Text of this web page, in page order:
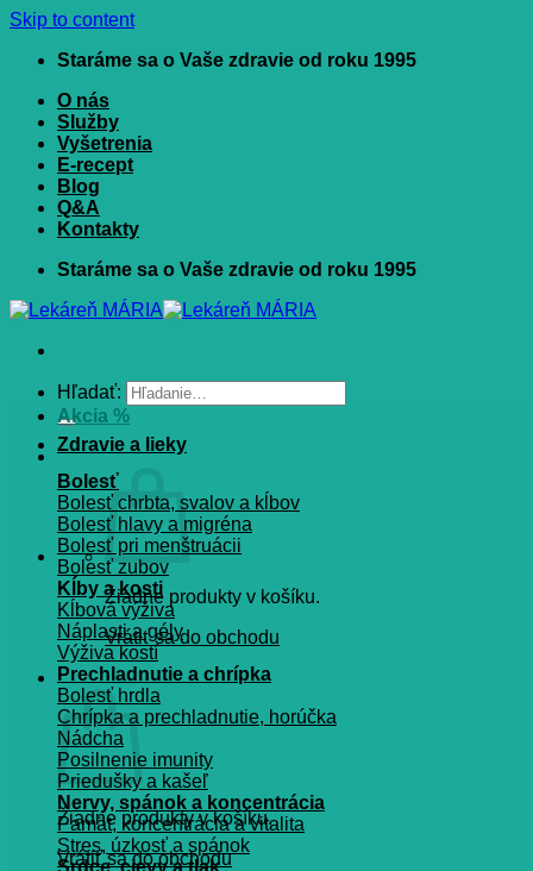
Skip to content
Staráme sa o Vaše zdravie od roku 1995
O nás
Služby
Vyšetrenia
E-recept
Blog
Q&A
Kontakty
Staráme sa o Vaše zdravie od roku 1995
Hľadať:
Žiadne produkty v košíku.
Vrátiť sa do obchodu
Košík
Žiadne produkty v košíku.
Vrátiť sa do obchodu
Akcia %
Zdravie a lieky
Bolesť
Bolesť chrbta, svalov a kĺbov
Bolesť hlavy a migréna
Bolesť pri menštruácii
Bolesť zubov
Kĺby a kosti
Kĺbová výživa
Náplasti a gély
Výživa kostí
Prechladnutie a chrípka
Bolesť hrdla
Chrípka a prechladnutie, horúčka
Nádcha
Posilnenie imunity
Priedušky a kašeľ
Nervy, spánok a koncentrácia
Pamät, koncentrácia a vitalita
Stres, úzkosť a spánok
Srdce, cievy a tlak